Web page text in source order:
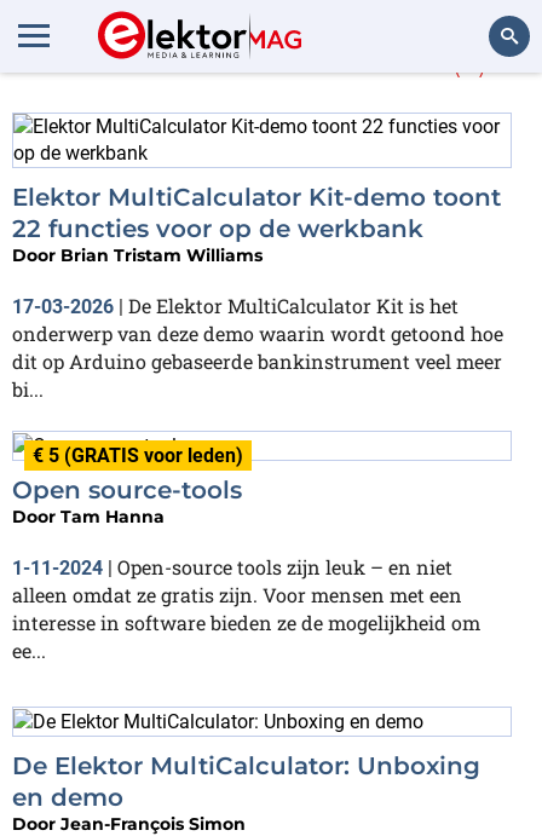
Meer over Calculator
Elektor MultiCalculator Kit-demo toont
22 functies voor op de werkbank
Door Brian Tristam Williams
17-03-2026 | De Elektor MultiCalculator Kit is het
onderwerp van deze demo waarin wordt getoond hoe
dit op Arduino gebaseerde bankinstrument veel meer
bi...
€ 5 (GRATIS voor leden)
Open source-tools
Door Tam Hanna
1-11-2024 | Open-source tools zijn leuk – en niet
alleen omdat ze gratis zijn. Voor mensen met een
interesse in software bieden ze de mogelijkheid om
ee...
De Elektor MultiCalculator: Unboxing
en demo
Door Jean-François Simon